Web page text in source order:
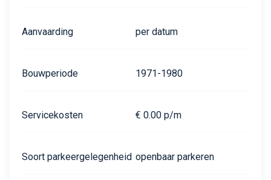
Aanvaarding per datum
Bouwperiode 1971-1980
Servicekosten € 0.00 p/m
Soort parkeergelegenheid openbaar parkeren